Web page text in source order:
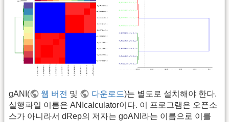
gANI( 웹 버전 및 다운로드)는 별도로 설치해야 한다.
실행파일 이름은 ANIcalculator이다. 이 프로그램은 오픈소
스가 아니라서 dRep의 저자는 goANI라는 이름으로 이를